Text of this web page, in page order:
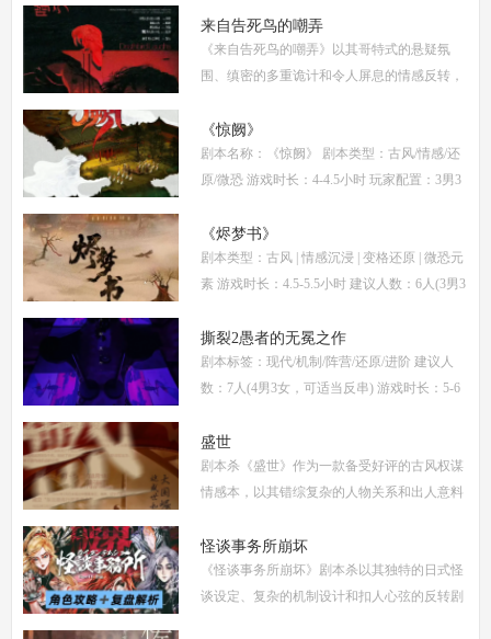
来自告死鸟的嘲弄
《来自告死鸟的嘲弄》以其哥特式的悬疑氛
围、缜密的多重诡计和令人屏息的情感反转，
南将从线索流程梳理、角色任务解析、核心诡
计拆
《惊阙》
剧本名称：《惊阙》 剧本类型：古风/情感/还
原/微恐 游戏时长：4-4.5小时 玩家配置：3男3
体验测评内容，复盘答案仅需2步： (1)关注微
信公
《烬梦书》
剧本类型：古风 | 情感沉浸 | 变格还原 | 微恐元
素 游戏时长：4.5-5.5小时 建议人数：6人(3男3
风故事、情感细腻、偏好剧情还原的玩家 《烬
梦
撕裂2愚者的无冕之作
剧本标签：现代/机制/阵营/还原/进阶 建议人
数：7人(4男3女，可适当反串) 游戏时长：5-6
《撕裂2愚者的无冕之作》玩家点评关键词：
机制
盛世
剧本杀《盛世》作为一款备受好评的古风权谋
情感本，以其错综复杂的人物关系和出人意料
供全面的复盘解析，包括角色攻略、关键线索
解
怪谈事务所崩坏
《怪谈事务所崩坏》剧本杀以其独特的日式怪
谈设定、复杂的机制设计和扣人心弦的反转剧